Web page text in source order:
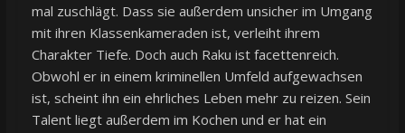
mal zuschlägt. Dass sie außerdem unsicher im Umgang
mit ihren Klassenkameraden ist, verleiht ihrem
Charakter Tiefe. Doch auch Raku ist facettenreich.
Obwohl er in einem kriminellen Umfeld aufgewachsen
ist, scheint ihn ein ehrliches Leben mehr zu reizen. Sein
Talent liegt außerdem im Kochen und er hat ein